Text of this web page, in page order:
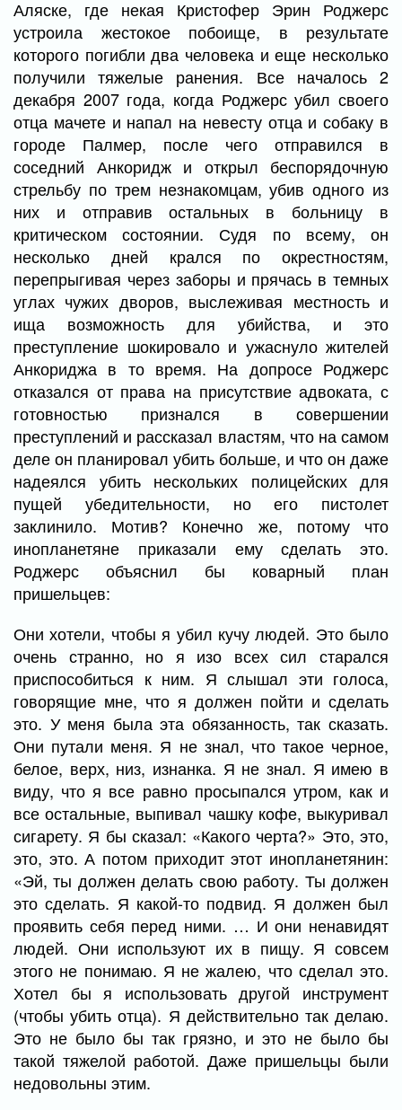
Аляске, где некая Кристофер Эрин Роджерс
устроила жестокое побоище, в результате
которого погибли два человека и еще несколько
получили тяжелые ранения. Все началось 2
декабря 2007 года, когда Роджерс убил своего
отца мачете и напал на невесту отца и собаку в
городе Палмер, после чего отправился в
соседний Анкоридж и открыл беспорядочную
стрельбу по трем незнакомцам, убив одного из
них и отправив остальных в больницу в
критическом состоянии. Судя по всему, он
несколько дней крался по окрестностям,
перепрыгивая через заборы и прячась в темных
углах чужих дворов, выслеживая местность и
ища возможность для убийства, и это
преступление шокировало и ужаснуло жителей
Анкориджа в то время. На допросе Роджерс
отказался от права на присутствие адвоката, с
готовностью признался в совершении
преступлений и рассказал властям, что на самом
деле он планировал убить больше, и что он даже
надеялся убить нескольких полицейских для
пущей убедительности, но его пистолет
заклинило. Мотив? Конечно же, потому что
инопланетяне приказали ему сделать это.
Роджерс объяснил бы коварный план
пришельцев:
Они хотели, чтобы я убил кучу людей. Это было
очень странно, но я изо всех сил старался
приспособиться к ним. Я слышал эти голоса,
говорящие мне, что я должен пойти и сделать
это. У меня была эта обязанность, так сказать.
Они путали меня. Я не знал, что такое черное,
белое, верх, низ, изнанка. Я не знал. Я имею в
виду, что я все равно просыпался утром, как и
все остальные, выпивал чашку кофе, выкуривал
сигарету. Я бы сказал: «Какого черта?» Это, это,
это, это. А потом приходит этот инопланетянин:
«Эй, ты должен делать свою работу. Ты должен
это сделать. Я какой-то подвид. Я должен был
проявить себя перед ними. … И они ненавидят
людей. Они используют их в пищу. Я совсем
этого не понимаю. Я не жалею, что сделал это.
Хотел бы я использовать другой инструмент
(чтобы убить отца). Я действительно так делаю.
Это не было бы так грязно, и это не было бы
такой тяжелой работой. Даже пришельцы были
недовольны этим.